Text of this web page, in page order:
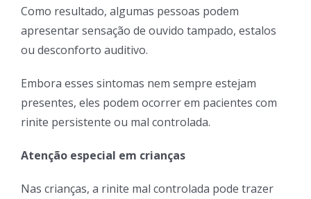
Como resultado, algumas pessoas podem
apresentar sensação de ouvido tampado, estalos
ou desconforto auditivo.
Embora esses sintomas nem sempre estejam
presentes, eles podem ocorrer em pacientes com
rinite persistente ou mal controlada.
Atenção especial em crianças
Nas crianças, a rinite mal controlada pode trazer